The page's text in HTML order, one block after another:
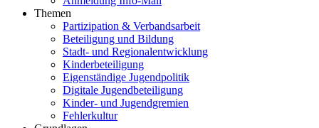
Themen
Partizipation & Verbandsarbeit
Beteiligung und Bildung
Stadt- und Regionalentwicklung
Kinderbeteiligung
Eigenständige Jugendpolitik
Digitale Jugendbeteiligung
Kinder- und Jugendgremien
Fehlerkultur